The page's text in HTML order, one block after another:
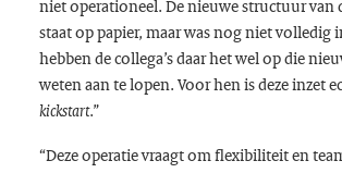
niet operationeel. De nieuwe structuur van
staat op papier, maar was nog niet volledig
hebben de collega’s daar het wel op die
weten aan te lopen. Voor hen is deze inzet
kickstart.”
“Deze operatie vraagt om flexibiliteit en